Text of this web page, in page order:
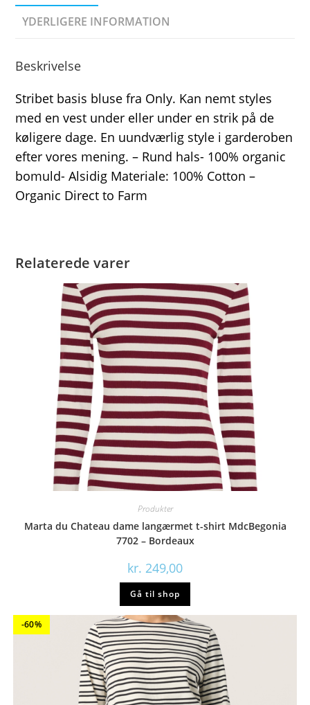
YDERLIGERE INFORMATION
Beskrivelse
Stribet basis bluse fra Only. Kan nemt styles
med en vest under eller under en strik på de
køligere dage. En uundværlig style i garderoben
efter vores mening. – Rund hals- 100% organic
bomuld- Alsidig Materiale: 100% Cotton –
Organic Direct to Farm
Relaterede varer
Produkter
Marta du Chateau dame langærmet t-shirt MdcBegonia
7702 – Bordeaux
kr. 249,00
Gå til shop
-60%